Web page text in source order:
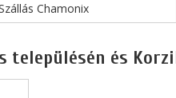
Chamonix
településén és